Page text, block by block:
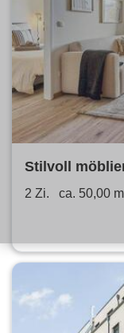
Stilvoll
2 Zi. ca. 50,00